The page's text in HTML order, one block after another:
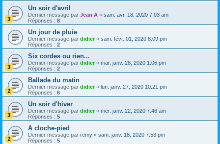
Un soir d'avril
Dernier message par Jean A « sam. avr. 18, 2020 7:03 am
Réponses : 8
Un jour de pluie
Dernier message par didier« sam. févr. 01, 2020 8:09 pm
Réponses : 2
Six cordes ou rien...
Dernier message par didier« mar. janv. 28, 2020 1:06 pm
Réponses : 2
Ballade du matin
Dernier message par didier« lun. janv. 27, 2020 10:21 pm
Réponses : 6
Un soir d'hiver
Dernier message par didier« mer. janv. 22, 2020 7:46 am
Réponses : 5
A cloche-pied
Dernier message par remy « sam. janv. 18, 2020 7:53 pm
Réponses : 5